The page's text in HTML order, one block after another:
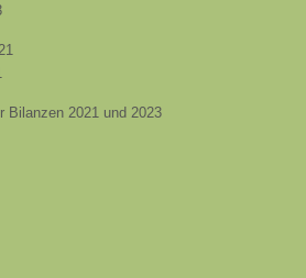
Bilanzen 2021 und 2023